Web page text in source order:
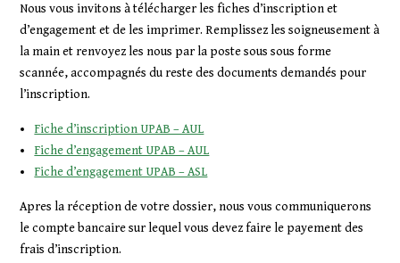
Nous vous invitons à télécharger les fiches d’inscription et
d’engagement et de les imprimer. Remplissez les soigneusement à
la main et renvoyez les nous par la poste sous sous forme
scannée, accompagnés du reste des documents demandés pour
l’inscription.
Fiche d’inscription UPAB – AUL
Fiche d’engagement UPAB – AUL
Fiche d’engagement UPAB – ASL
Apres la réception de votre dossier, nous vous communiquerons
le compte bancaire sur lequel vous devez faire le payement des
frais d’inscription.